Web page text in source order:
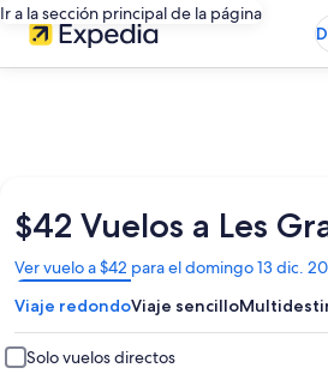
Ir a la sección principal de la página
$42 Vuelos a Les
Ver vuelo a $42 para el domingo 13 dic.
Se
abrirá
en
una
nueva
ventana
Viaje redondoViaje sencillo
Solo vuelos directos